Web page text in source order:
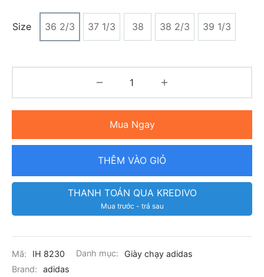
Size 36 2/3 37 1/3 38 38 2/3 39 1/3
Mua Ngay
THÊM VÀO GIỎ
THANH TOÁN QUA KREDIVO
Mua trước - trả sau
Mã: IH 8230 Danh mục:
Giày chạy adidas
Brand:
adidas